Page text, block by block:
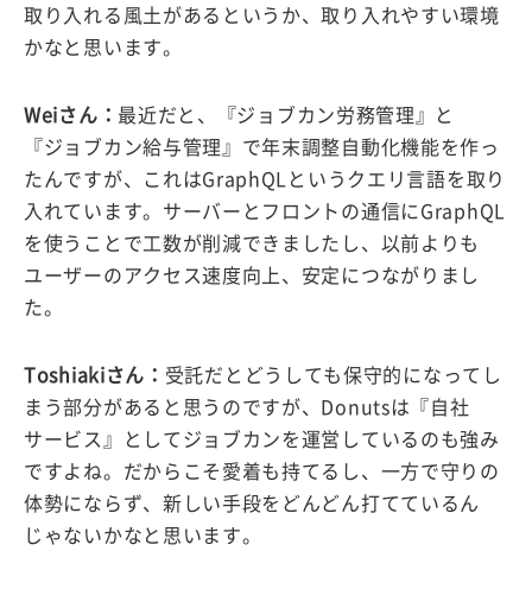
取り入れる風土があるというか、取り入れやすい環境
かなと思います。
Weiさん： 最近だと、『ジョブカン労務管理』と
『ジョブカン給与管理』で年末調整自動化機能を作っ
たんですが、これはGraphQLというクエリ言語を取り
入れています。サーバーとフロントの通信にGraphQL
を使うことで工数が削減できましたし、以前よりも
ユーザーのアクセス速度向上、安定につながりまし
た。
Toshiakiさん： 受託だとどうしても保守的になってし
まう部分があると思うのですが、Donutsは『自社
サービス』としてジョブカンを運営しているのも強み
ですよね。だからこそ愛着も持てるし、一方で守りの
体勢にならず、新しい手段をどんどん打てているん
じゃないかなと思います。